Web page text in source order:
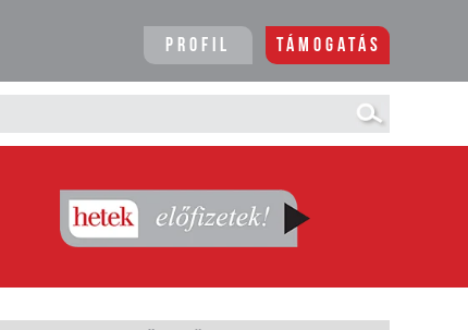
Profil Támogatás